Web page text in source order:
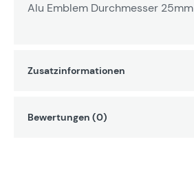
Alu Emblem Durchmesser 25mm
Zusatzinformationen
Bewertungen (0)